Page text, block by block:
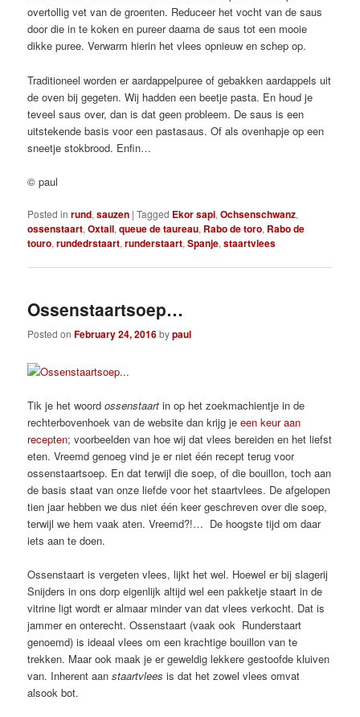
overtollig vet van de groenten. Reduceer het vocht van de saus
door die in te koken en pureer daarna de saus tot een mooie
dikke puree. Verwarm hierin het vlees opnieuw en schep op.
Traditioneel worden er aardappelpuree of gebakken aardappels uit
de oven bij gegeten. Wij hadden een beetje pasta. En houd je
teveel saus over, dan is dat geen probleem. De saus is een
uitstekende basis voor een pastasaus. Of als ovenhapje op een
sneetje stokbrood. Enfin…
© paul
Posted in rund,sauzen |Tagged Ekor sapi,Ochsenschwanz,
ossenstaart,Oxtail,queue de taureau, Rabo de toro, Rabo de
touro,rundedrstaart,runderstaart,Spanje,staartvlees
Ossenstaartsoep…
Posted onFebruary 24, 2016bypaul
Tik je het woordossenstaart in op het zoekmachientje in de
rechterbovenhoek van de website dan krijg jeeen keur aan
recepten; voorbeelden van hoe wij dat vlees bereiden en het liefst
eten. Vreemd genoeg vind je er niet één recept terug voor
ossenstaartsoep. En dat terwijl die soep, of die bouillon, toch aan
de basis staat van onze liefde voor het staartvlees. De afgelopen
tien jaar hebben we dus niet één keer geschreven over die soep,
terwijl we hem vaak aten. Vreemd?!… De hoogste tijd om daar
iets aan te doen.
Ossenstaart is vergeten vlees, lijkt het wel. Hoewel er bij slagerij
Snijders in ons dorp eigenlijk altijd wel een pakketje staart in de
vitrine ligt wordt er almaar minder van dat vlees verkocht. Dat is
jammer en onterecht. Ossenstaart (vaak ook Runderstaart
genoemd) is ideaal vlees om een krachtige bouillon van te
trekken. Maar ook maak je er geweldig lekkere gestoofde kluiven
van. Inherent aanstaartvlees is dat het zowel vlees omvat
alsook bot.